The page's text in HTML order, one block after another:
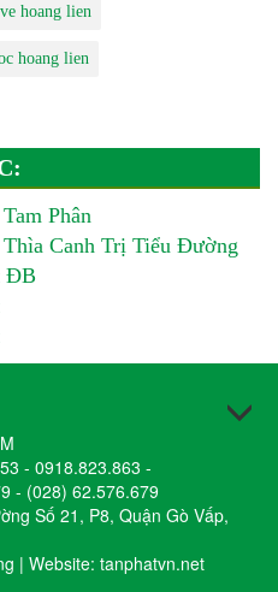
hoang lien
hoang lien
Phân
Canh Trị Tiểu Đường
ĐB
- 0918.823.863 -
- (028) 62.576.679
Số 21, P8, Quận Gò Vấp,
| Website: tanphatvn.net